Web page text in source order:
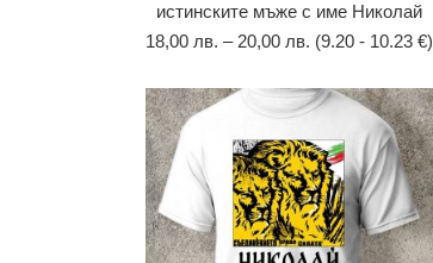
истинските мъже с име Николай
18,00 лв. – 20,00 лв. (9.20 - 10.23 €)